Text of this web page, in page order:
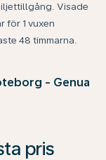
Visade
för 1 vuxen
48 timmarna.
- Genua
pris